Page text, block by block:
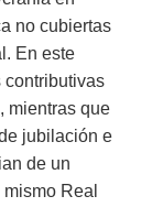
no cubiertas
En este
contributivas
mientras que
jubilación e
de un
Real